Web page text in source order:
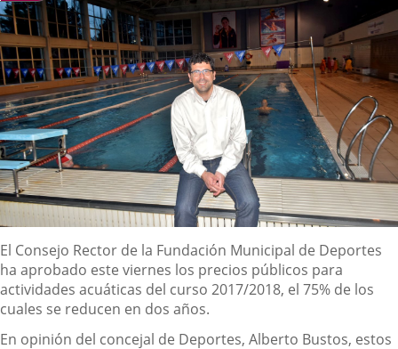
Descripción
El Consejo Rector de la Fundación Municipal de Deportes
ha aprobado este viernes los precios públicos para
actividades acuáticas del curso 2017/2018, el 75% de los
cuales se reducen en dos años.
En opinión del concejal de Deportes, Alberto Bustos, estos